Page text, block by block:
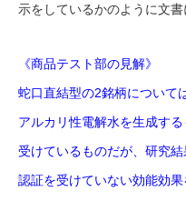
示をしているかのように文
《商品テスト部の見解》
蛇口直結型の2銘柄について
アルカリ性電解水を生成す
受けているものだが、研究
認証を受けていない効能効